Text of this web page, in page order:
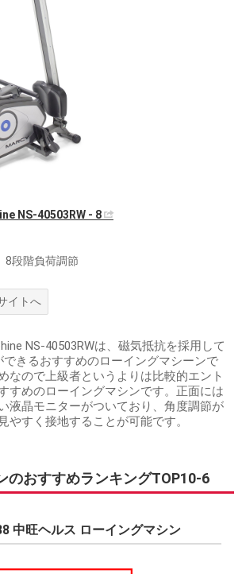
NS-40503RW - 8
段階負荷調節
イトへ
NS-40503RWは、磁気抵抗を採用して
きるおすすめのローイングマシーンで
なので上級者というよりは比較的エント
すめのローイングマシンです。正面には
液晶モニターがついており、角度調節が
やすく接地することが可能です。
のおすすめランキングTOP10-6
中旺ヘルス ローイングマシン